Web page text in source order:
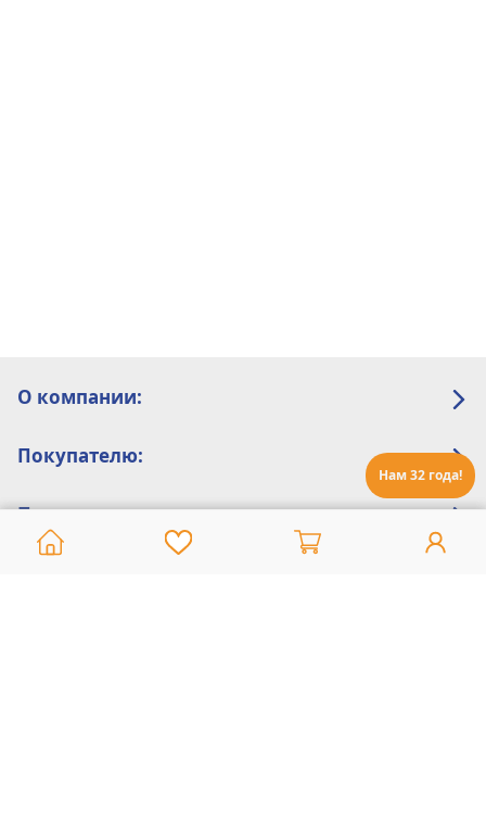
Нам 32 года!
О компании:
Покупателю:
Помощь: